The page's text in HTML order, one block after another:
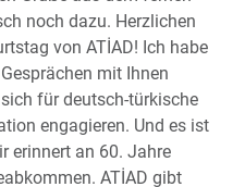
noch dazu. Herzlichen
von ATİAD! Ich habe
mit Ihnen
für deutsch-türkische
engagieren. Und es ist
erinnert an 60. Jahre
ATİAD gibt